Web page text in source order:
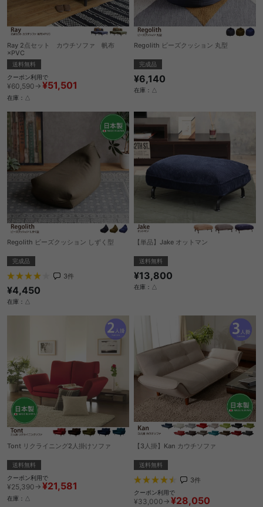
Ray 2点セット カウチソファ 帆布
×PVC
送料無料
クーポン利用で
¥60,590→ ¥51,501
在庫：△
Regolith ビーズクッション 丸型
完成品
¥6,140
在庫：△
Regolith ビーズクッション しずく型
完成品
3件
¥4,450
在庫：△
【単品】Jake オットマン
送料無料
¥13,800
在庫：△
Tont リクライニング2人掛けソファ
送料無料
クーポン利用で
¥25,390→ ¥21,581
在庫：△
【3人掛】Kan カウチソファ
送料無料
3件
クーポン利用で
¥33,000→ ¥28,050